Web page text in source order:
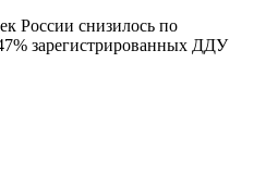
России снизилось по
зарегистрированных ДДУ